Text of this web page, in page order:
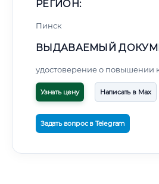
РЕГИОН:
Пинск
ВЫДАВАЕМЫЙ
удостоверение о повышении
Узнать цену Написать в Max
Задать вопрос в Telegram